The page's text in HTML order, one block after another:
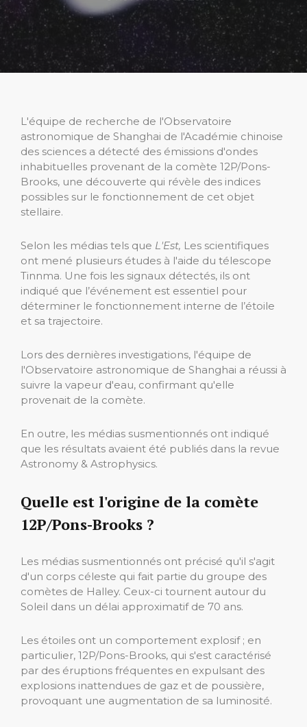
L'équipe de recherche de l'Observatoire
astronomique de Shanghai de l'Académie chinoise
des sciences a détecté des émissions d'ondes
inhabituelles provenant de la comète 12P/Pons-
Brooks, une découverte qui révèle des indices
possibles sur le fonctionnement de cet objet
stellaire.
Selon les médias tels que L'Est, Les scientifiques
ont mené plusieurs études à l'aide du télescope
Tinnma. Une fois les signaux détectés, ils ont
indiqué que l’événement est essentiel pour
déterminer le fonctionnement interne de l’étoile
et sa trajectoire.
Lors des dernières investigations, l'équipe de
l'Observatoire astronomique de Shanghai a réussi à
suivre la vapeur d'eau, confirmant qu'elle
provenait de la comète.
En outre, les médias susmentionnés ont indiqué
que les résultats avaient été publiés dans la revue
Astronomy & Astrophysics.
Quelle est l'origine de la comète
12P/Pons-Brooks ?
Les médias susmentionnés ont précisé qu'il s'agit
d'un corps céleste qui fait partie du groupe des
comètes de Halley. Ceux-ci tournent autour du
Soleil dans un délai approximatif de 70 ans.
Les étoiles ont un comportement explosif ; en
particulier, 12P/Pons-Brooks, qui s'est caractérisé
par des éruptions fréquentes en expulsant des
explosions inattendues de gaz et de poussière,
provoquant une augmentation de sa luminosité.